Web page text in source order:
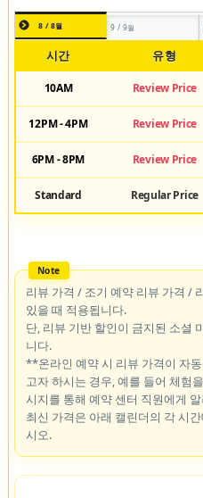
8 / 8월 9 / 9월
시간 유형
10AM Review Price
12PM - 4PM Review Price
6PM - 8PM Review Price
Standard Regular Price
리뷰 가격 / 조기 예약 리뷰 가격 /
있을 때 적용됩니다.
단, 리뷰 기반 할인이 금지된 소셜
니다.
**온라인 예약 시 리뷰 가격이 자
고자 하시는 경우, 예를 들어 체험
시지를 통해 예약 센터 직원에게
최신 가격은 아래 캘린더의 각 시
시오.